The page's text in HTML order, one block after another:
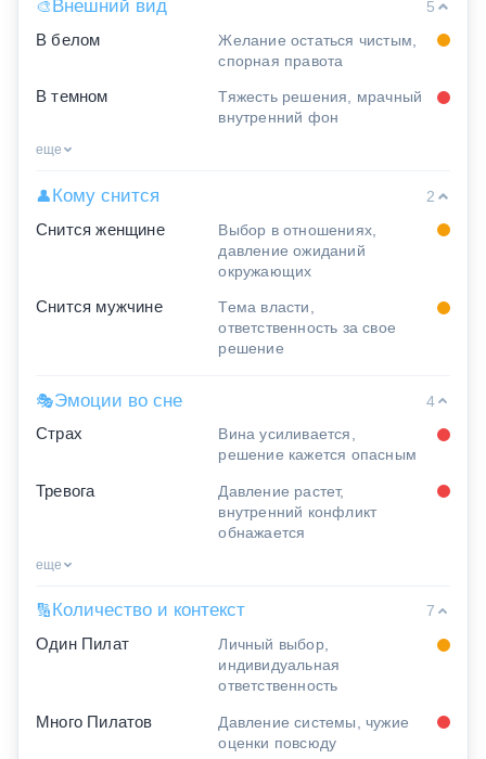
🎨 Внешний вид
5
В белом
Желание остаться чистым,
спорная правота
В темном
Тяжесть решения, мрачный
внутренний фон
еще
👤Кому снится
2
Снится женщине
Выбор в отношениях,
давление ожиданий
окружающих
Снится мужчине
Тема власти,
ответственность за свое
решение
🎭Эмоции во сне
4
Страх
Вина усиливается,
решение кажется опасным
Тревога
Давление растет,
внутренний конфликт
обнажается
еще
🔢 Количество и контекст
7
Один Пилат
Личный выбор,
индивидуальная
ответственность
Много Пилатов
Давление системы, чужие
оценки повсюду